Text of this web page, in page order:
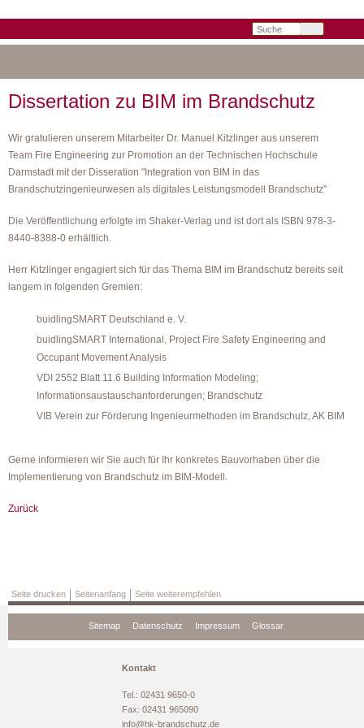
Suchbegriffe
Dissertation zu BIM im Brandschutz
Wir gratulieren unserem Mitarbeiter Dr. Manuel Kitzlinger aus unserem
Team Fire Engineering zur Promotion an der Technischen Hochschule
Darmstadt mit der Disseration "Integration von BIM in das
Brandschutzingenieurwesen als digitales Leistungsmodell Brandschutz"
Die Veröffentlichung erfolgte im Shaker-Verlag und ist dort als ISBN 978-3-
8440-8388-0 erhältlich.
Herr Kitzlinger engagiert sich für das Thema BIM im Brandschutz bereits seit
langem in folgenden Gremien:
buidlingSMART Deutschland e. V.
buidlingSMART International, Project Fire Safety Engineering and
Occupant Movement Analysis
VDI 2552 Blatt 11.6 Building Information Modeling;
Informationsaustauschanforderungen; Brandschutz
VIB Verein zur Förderung Ingenieurmethoden im Brandschutz, AK BIM
Gerne informieren wir Sie auch für Ihr konkretes Bauvorhaben über die
Implementierung von Brandschutz im BIM-Modell.
Zurück
Seite drucken Seitenanfang Seite weiterempfehlen
Sitemap Datenschutz Impressum Glossar
Kontakt
Tel.: 02431 9650-0
Fax: 02431 965090
info@hk-brandschutz.de